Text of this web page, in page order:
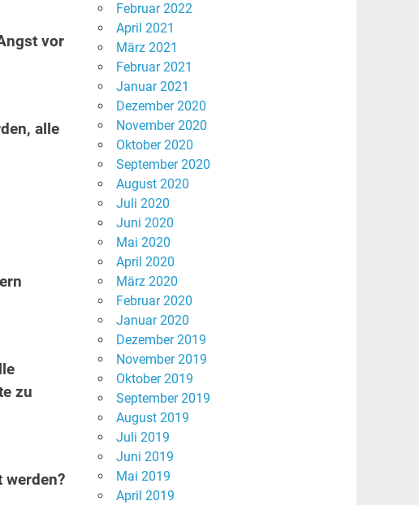
vor
alle
zu
werden?
Februar 2022
April 2021
März 2021
Februar 2021
Januar 2021
Dezember 2020
November 2020
Oktober 2020
September 2020
August 2020
Juli 2020
Juni 2020
Mai 2020
April 2020
März 2020
Februar 2020
Januar 2020
Dezember 2019
November 2019
Oktober 2019
September 2019
August 2019
Juli 2019
Juni 2019
Mai 2019
April 2019